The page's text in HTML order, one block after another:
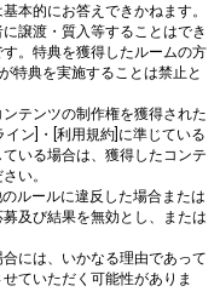
本的にお答えできかねます。
譲渡・質入等することはでき
。特典を獲得したルームの方
特典を実施することは禁止と
テンツの制作権を獲得された
ン]・[利用規約]に準じている
いる場合は、獲得したコンテ
い。
ルールに違反した場合または
及び結果を無効とし、または
には、いかなる理由であって
ていただく可能性がありま